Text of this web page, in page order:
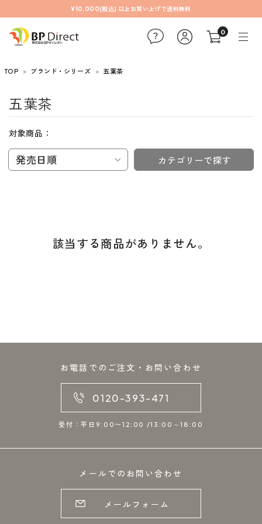
¥10,000(税込) 以上お買い上げで送料無料
0
TOP ブランド・シリーズ 五葉茶
五葉茶
対象商品：
発売日順 カテゴリーで探す
該当する商品がありません。
お電話でのご注文・お問い合わせ
0120-393-471
受付：平日9:00〜12:00 /13:00～18:00
メールでのお問い合わせ
メールフォーム